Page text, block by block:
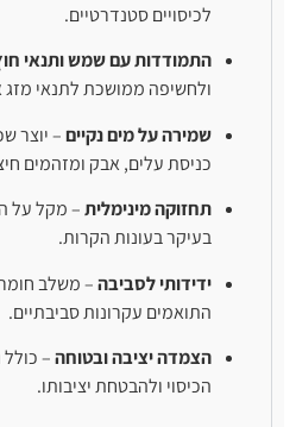
לכיסויים סטנדרטיים.
התמודדות עם שמש ותנאי
ולחשיפה ממושכת לתנאי מזג
שמירה על מים נקיים– יוצר
כניסת עלים, אבק ומזהמים
תחזוקה מינימלית– מקל על
בעיקר בעונות הקרות.
ידידותי לסביבה– משלב
התואמים עקרונות סביבתיים.
הצמדה יציבה ובטוחה– כולל
הכיסוי ולהבטחת יציבותו.